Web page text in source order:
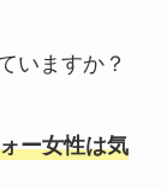
いますか？
ー女性は気